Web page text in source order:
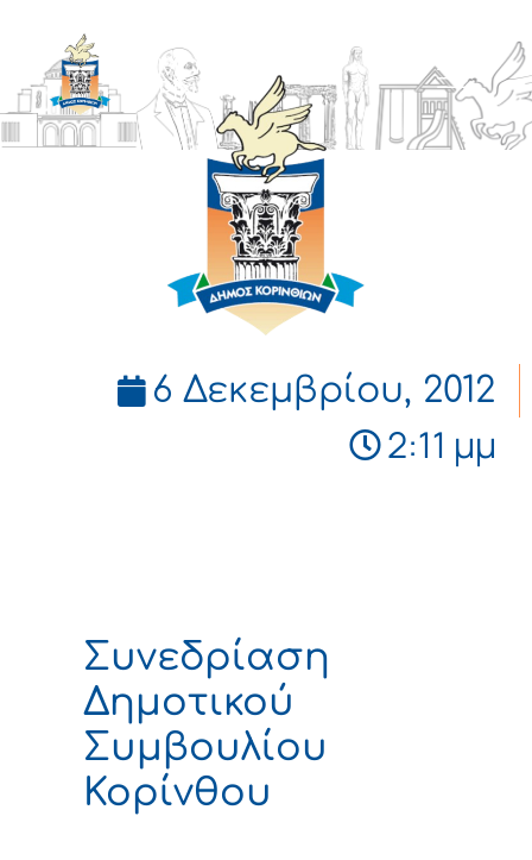
ΔΗΜΟΣ
ΚΟΡΙΝΘΙΩΝ
6 Δεκεμβρίου, 2012
2:11 μμ
Συνεδρίαση
Δημοτικού
Συμβουλίου
Κορίνθου